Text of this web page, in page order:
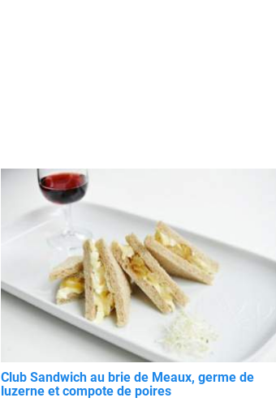
Club Sandwich au brie de Meaux, germe de
luzerne et compote de poires